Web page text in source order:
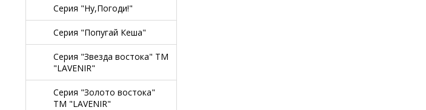
Серия "Ну,Погоди!"
Серия "Попугай Кеша"
Серия "Звезда востока" TM
"LAVENIR"
Серия "Золото востока"
TM "LAVENIR"